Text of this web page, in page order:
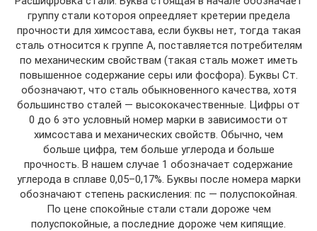
группу стали котороя опреедляет кретерии предела
прочности для химсостава, если буквы нет, тогда такая
сталь относится к группе А, поставляется потребителям
по механическим свойствам (такая сталь может иметь
повышенное содержание серы или фосфора). Буквы Ст.
обозначают, что сталь обыкновенного качества, хотя
большинство сталей — высококачественные. Цифры от
0 до 6 это условный номер марки в зависимости от
химсостава и механических свойств. Обычно, чем
больше цифра, тем больше углерода и больше
прочность. В нашем случае 1 обозначает содержание
углерода в сплаве 0,05–0,17%. Буквы после номера марки
обозначают степень раскиcления: пс — полуспокойная.
По цене спокойные стали стали дороже чем
полуспокойные, а последние дороже чем кипящие.